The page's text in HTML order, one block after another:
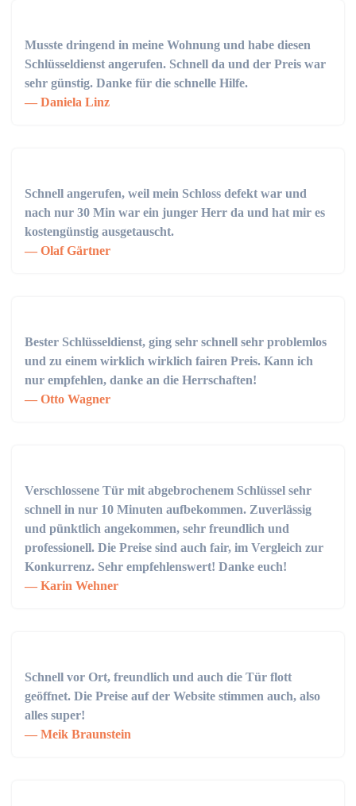
Musste dringend in meine Wohnung und habe diesen
Schlüsseldienst angerufen. Schnell da und der Preis war
sehr günstig. Danke für die schnelle Hilfe.
Daniela Linz
Schnell angerufen, weil mein Schloss defekt war und
nach nur 30 Min war ein junger Herr da und hat mir es
kostengünstig ausgetauscht.
Olaf Gärtner
Bester Schlüsseldienst, ging sehr schnell sehr problemlos
und zu einem wirklich wirklich fairen Preis. Kann ich
nur empfehlen, danke an die Herrschaften!
Otto Wagner
Verschlossene Tür mit abgebrochenem Schlüssel sehr
schnell in nur 10 Minuten aufbekommen. Zuverlässig
und pünktlich angekommen, sehr freundlich und
professionell. Die Preise sind auch fair, im Vergleich zur
Konkurrenz. Sehr empfehlenswert! Danke euch!
Karin Wehner
Schnell vor Ort, freundlich und auch die Tür flott
geöffnet. Die Preise auf der Website stimmen auch, also
alles super!
Meik Braunstein